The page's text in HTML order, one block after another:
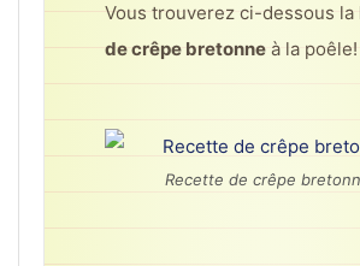
Vous trouverez ci-dessous la
de crêpe bretonne à la poêle!
Recette de crêpe